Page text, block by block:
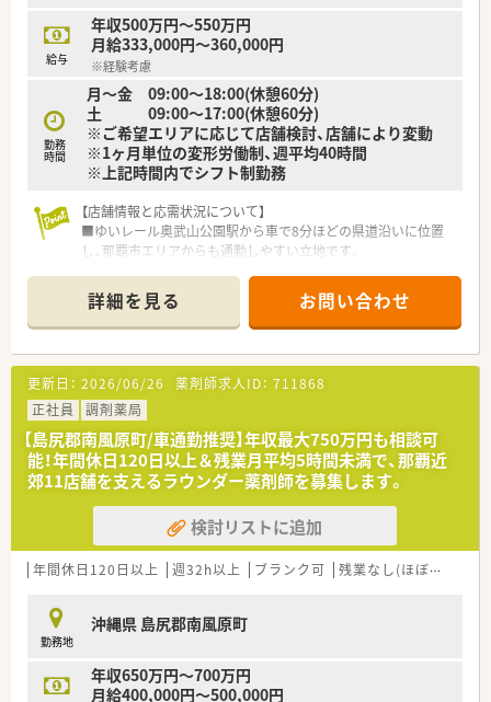
給与
年収500万円～550万円
月給333,000円～360,000円
※経験考慮
勤務
時間
月～金 09:00～18:00(休憩60分)
土 09:00～17:00(休憩60分)
※ご希望エリアに応じて店舗検討、店舗により変動
※1ヶ月単位の変形労働制、週平均40時間
※上記時間内でシフト制勤務
【店舗情報と応需状況について】
■ゆいレール奥武山公園駅から車で8分ほどの県道沿いに位置
し、那覇市エリアからも通勤しやすい立地です。
需枚数は1日あたり200枚と非常に多いです。
■正社員薬剤師6名、パート薬剤師1名、事務員5名と手厚い人員
体制を敷いていますので安心です。
【募集背景と求める人物像について】
■今回は新規の耳鼻科クリニック開院に伴う増員募集であり、即
戦力としてご活躍いただける方を求めています。
■高枚数を扱う薬局ですが、手厚い人員体制の中で正確かつ効率
的に業務を遂行できる方を歓迎いたします。
■50代半ばくらいまでの幅広い世代の方を歓迎しており、未経
験や新卒の方も検討可能としています。
【法人特徴について】
■沖縄県内に4店舗を運営されており、地域に根差した医療サー
ビスを提供している企業です。
■クリニックの開業支援も行われており、医療連携を重視した地
【求人情報について】
詳細を見る お問い合わせ
更新日： 2026/06/26 薬剤師求人ID： 711868
正社員
調剤薬局
【島尻郡南風原町/車通勤推奨】年収最大750万円も相談可
能！年間休日120日以上＆残業月平均5時間未満で、那覇近
郊11店舗を支えるラウンダー薬剤師を募集します。
検討リストに追加
年間休日120日以上 週32h以上 ブランク可 残業なし(ほぼなし含む)
勤務地
沖縄県 島尻郡南風原町
年収650万円～700万円
月給400,000円～500,000円